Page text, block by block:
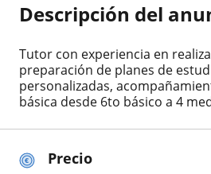
Precio
Descripción del
Tutor con experiencia en
preparación de planes de
personalizadas,
básica desde 6to básico a 4